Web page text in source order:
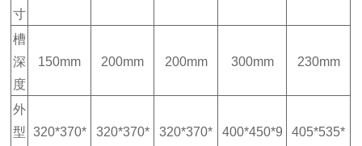
寸
槽
深
度
150mm 200mm 200mm 300mm 230mm
外
型 320*370*
320*370*
320*370*
400*450*9
405*535*